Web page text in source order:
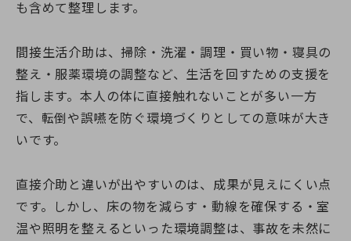
も含めて整理します。
間接生活介助は、掃除・洗濯・調理・買い物・寝具の
整え・服薬環境の調整など、生活を回すための支援を
指します。本人の体に直接触れないことが多い一方
で、転倒や誤嚥を防ぐ環境づくりとしての意味が大き
いです。
直接介助と違いが出やすいのは、成果が見えにくい点
です。しかし、床の物を減らす・動線を確保する・室
温や照明を整えるといった環境調整は、事故を未然に